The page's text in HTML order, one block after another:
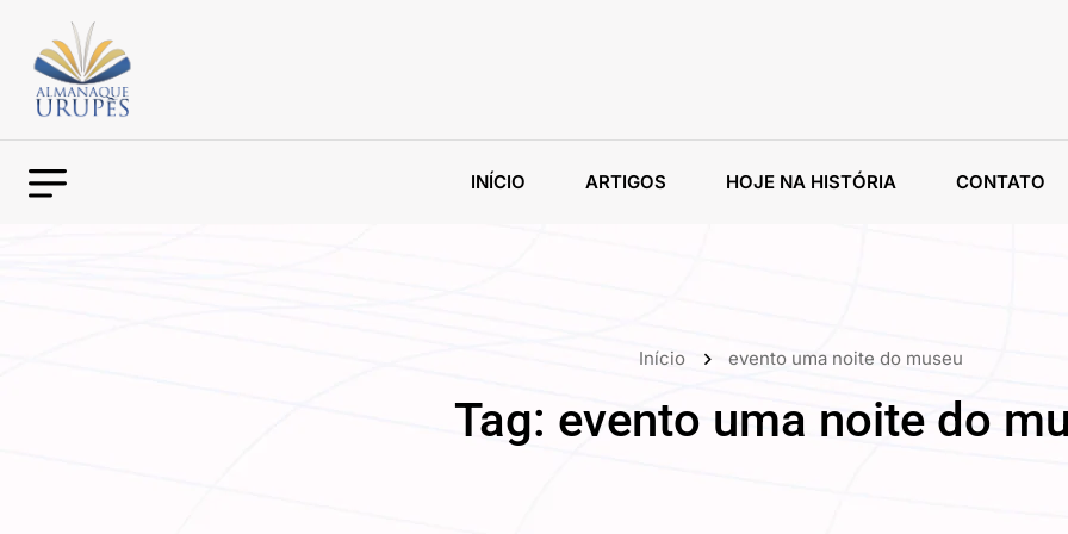
INÍCIO ARTIGOS HOJE NA HISTÓRIA CONTATO
Início evento uma noite do museu
Tag: evento uma noite do